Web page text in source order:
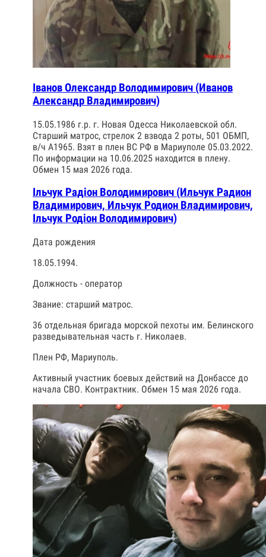
Іванов Олександр Володимирович (Иванов
Александр Владимирович)
15.05.1986 г.р. г. Новая Одесса Николаевской обл.
Старший матрос, стрелок 2 взвода 2 роты, 501 ОБМП,
в/ч А1965. Взят в плен ВС РФ в Мариуполе 05.03.2022.
По информации на 10.06.2025 находится в плену.
Обмен 15 мая 2026 года.
Ільчук Радіон Володимирович (Ильчук Радион
Владимирович, Ильчук Родион Владимирович,
Ільчук Родіон Володимирович)
Дата рождения
18.05.1994.
Должность - оператор
Звание: старший матрос.
36 отдельная бригада морской пехоты им. Белинского
разведывательная часть г. Николаев.
Плен РФ, Мариуполь.
Активный участник боевых действий на Донбассе до
начала СВО. Контрактник. Обмен 15 мая 2026 года.